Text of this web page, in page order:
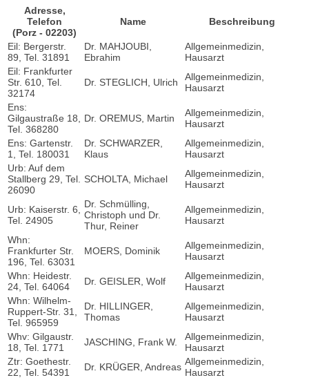
Adresse,
Telefon
(Porz - 02203)
Name Beschreibung
Eil: Bergerstr.
89, Tel. 31891
Dr. MAHJOUBI,
Ebrahim
Allgemeinmedizin,
Hausarzt
Eil: Frankfurter
Str. 610, Tel.
32174
Dr. STEGLICH, Ulrich
Allgemeinmedizin,
Hausarzt
Ens:
Gilgaustraße 18,
Tel. 368280
Dr. OREMUS, Martin
Allgemeinmedizin,
Hausarzt
Ens: Gartenstr.
1, Tel. 180031
Dr. SCHWARZER,
Klaus
Allgemeinmedizin,
Hausarzt
Urb: Auf dem
Stallberg 29, Tel.
26090
SCHOLTA, Michael
Allgemeinmedizin,
Hausarzt
Urb: Kaiserstr. 6,
Tel. 24905
Dr. Schmülling,
Christoph und Dr.
Thur, Reiner
Allgemeinmedizin,
Hausarzt
Whn:
Frankfurter Str.
196, Tel. 63031
MOERS, Dominik
Allgemeinmedizin,
Hausarzt
Whn: Heidestr.
24, Tel. 64064
Dr. GEISLER, Wolf
Allgemeinmedizin,
Hausarzt
Whn: Wilhelm-
Ruppert-Str. 31,
Tel. 965959
Dr. HILLINGER,
Thomas
Allgemeinmedizin,
Hausarzt
Whv: Gilgaustr.
18, Tel. 1771
JASCHING, Frank W.
Allgemeinmedizin,
Hausarzt
Ztr: Goethestr.
22, Tel. 54391
Dr. KRÜGER, Andreas Allgemeinmedizin,
Hausarzt